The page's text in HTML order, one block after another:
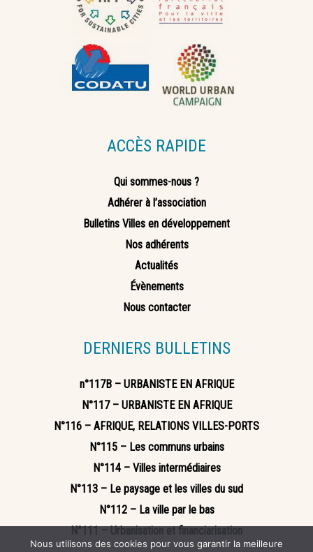
ACCÈS RAPIDE
Qui sommes-nous ?
Adhérer à l’association
Bulletins Villes en développement
Nos adhérents
Actualités
Évènements
Nous contacter
DERNIERS BULLETINS
n°117B – URBANISTE EN AFRIQUE
N°117 – URBANISTE EN AFRIQUE
N°116 – AFRIQUE, RELATIONS VILLES-PORTS
N°115 – Les communs urbains
N°114 – Villes intermédiaires
N°113 – Le paysage et les villes du sud
N°112 – La ville par le bas
N°111 – Urbanisation et financiarisation
Nous utilisons des cookies pour vous garantir la meilleure